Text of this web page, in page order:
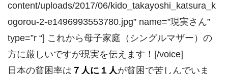
content/uploads/2017/06/kido_takayoshi_katsura_k
ogorou-2-e1496993553780.jpg” name=”現実さん”
type=”r “] これから母子家庭（シングルマザー）の
方に厳しいですが現実を伝えます！[/voice]
日本の貧困率は ７人に１人が貧困で苦しんでいま